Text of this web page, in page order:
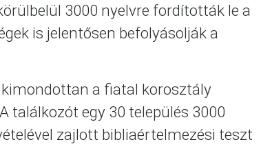
3000 nyelvre fordították le a
is jelentősen befolyásolják a
kimondottan a fiatal korosztály
találkozót egy 30 település 3000
zajlott bibliaértelmezési teszt